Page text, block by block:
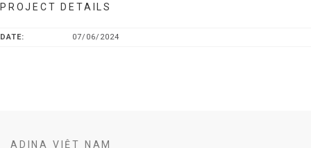
PROJECT DETAILS
DATE: 07/06/2024
ADINA VIỆT NAM